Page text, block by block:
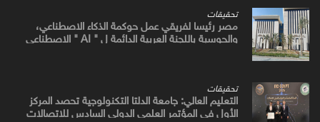
تحقيقات
مصر رئيسا لفريقي عمل حوكمة الذكاء الاصطناعي،
والحوسبة باللجنة العربية الدائمة ل " AI " الاصطناعي
تحقيقات
التعليم العالي: جامعة الدلتا التكنولوجية تحصد المركز
الأول في المؤتمر العلمي الدولي السادس للاتصالات